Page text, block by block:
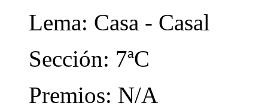
Lema: Casa - Casal
Sección: 7ªC
Premios: N/A